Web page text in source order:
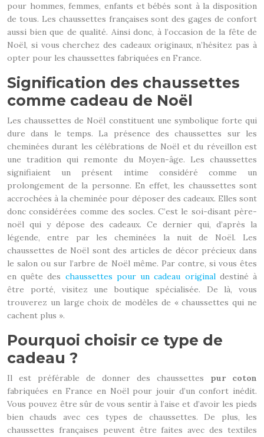
pour hommes, femmes, enfants et bébés sont à la disposition
de tous. Les chaussettes françaises sont des gages de confort
aussi bien que de qualité. Ainsi donc, à l’occasion de la fête de
Noël, si vous cherchez des cadeaux originaux, n’hésitez pas à
opter pour les chaussettes fabriquées en France.
Signification des chaussettes
comme cadeau de Noël
Les chaussettes de Noël constituent une symbolique forte qui
dure dans le temps. La présence des chaussettes sur les
cheminées durant les célébrations de Noël et du réveillon est
une tradition qui remonte du Moyen-âge. Les chaussettes
signifiaient un présent intime considéré comme un
prolongement de la personne. En effet, les chaussettes sont
accrochées à la cheminée pour déposer des cadeaux. Elles sont
donc considérées comme des socles. C’est le soi-disant père-
noël qui y dépose des cadeaux. Ce dernier qui, d’après la
légende, entre par les cheminées la nuit de Noël. Les
chaussettes de Noël sont des articles de décor précieux dans
le salon ou sur l’arbre de Noël même. Par contre, si vous êtes
en quête des chaussettes pour un cadeau originaldestiné à
être porté, visitez une boutique spécialisée. De là, vous
trouverez un large choix de modèles de « chaussettes qui ne
cachent plus ».
Pourquoi choisir ce type de
cadeau ?
Il est préférable de donner des chaussettes pur coton
fabriquées en France en Noël pour jouir d’un confort inédit.
Vous pouvez être sûr de vous sentir à l’aise et d’avoir les pieds
bien chauds avec ces types de chaussettes. De plus, les
chaussettes françaises peuvent être faites avec des textiles